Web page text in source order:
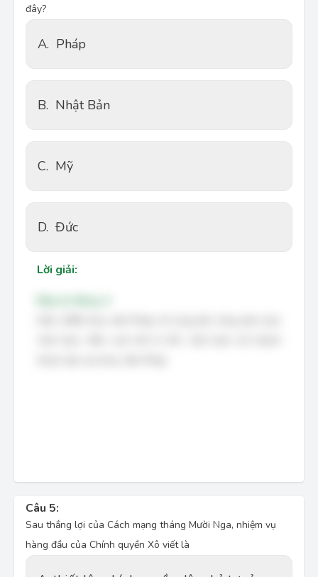
đây?
A. Pháp
B. Nhật Bản
C. Mỹ
D. Đức
Lời giải:
Câu 5:
Sau thắng lợi của Cách mạng tháng Mười Nga, nhiệm vụ
hàng đầu của Chính quyền Xô viết là